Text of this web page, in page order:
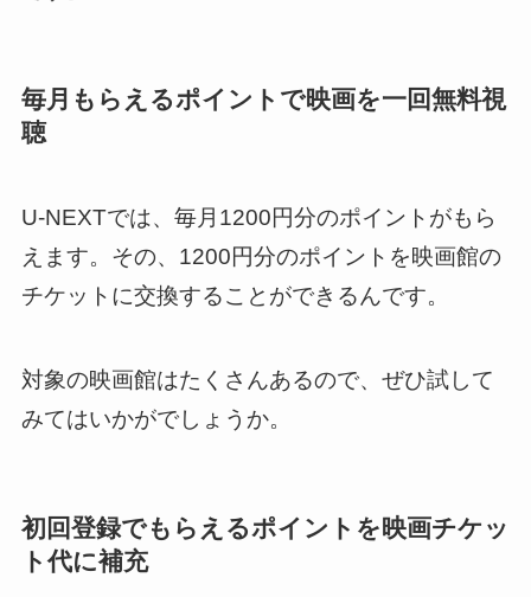
毎月もらえるポイントで映画を一回無料視
聴
U-NEXTでは、毎月1200円分のポイントがもら
えます。その、1200円分のポイントを映画館の
チケットに交換することができるんです。
対象の映画館はたくさんあるので、ぜひ試して
みてはいかがでしょうか。
初回登録でもらえるポイントを映画チケッ
ト代に補充